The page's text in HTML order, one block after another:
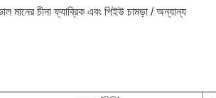
চীনা ফ্যাব্রিক এবং পিইউ চামড়া / অন্যান্য